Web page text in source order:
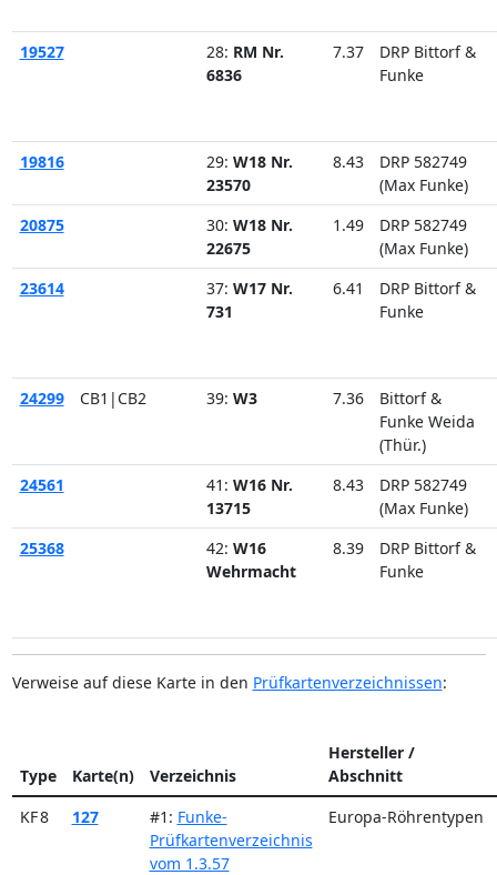
19527
28: RM Nr.
6836
7.37
DRP Bittorf &
Funke
19816
29: W18 Nr.
23570
8.43
DRP 582749
(Max Funke)
20875 30: W18 Nr.
22675
1.49
DRP 582749
(Max Funke)
23614 37: W17 Nr.
731
6.41
DRP Bittorf &
Funke
24299
CB1|CB2 39: W3 7.36
Bittorf &
Funke Weida
(Thür.)
24561 41: W16 Nr.
13715
8.43
DRP 582749
(Max Funke)
25368 42: W16
Wehrmacht
8.39
DRP Bittorf &
Funke
Verweise auf diese Karte in den Prüfkartenverzeichnissen:
Type Karte(n) Verzeichnis
Hersteller /
Abschnitt
KF 8
127 #1: Funke-
Prüfkartenverzeichnis
vom 1.3.57
Europa-Röhrentypen